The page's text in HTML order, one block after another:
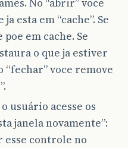
No “abrir” voce
esta em “cache”. Se
em cache. Se
o que ja estiver
“fechar” voce remove
usuário acesse os
janela novamente”:
esse controle no